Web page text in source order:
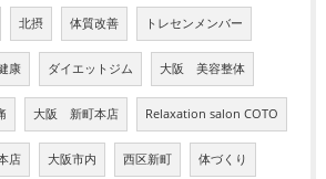
北摂 体質改善 トレセンメンバー
康 ダイエットジム 大阪 美容整体
大阪 新町本店 Relaxation salon COTO
店 大阪市内 西区新町 体づくり